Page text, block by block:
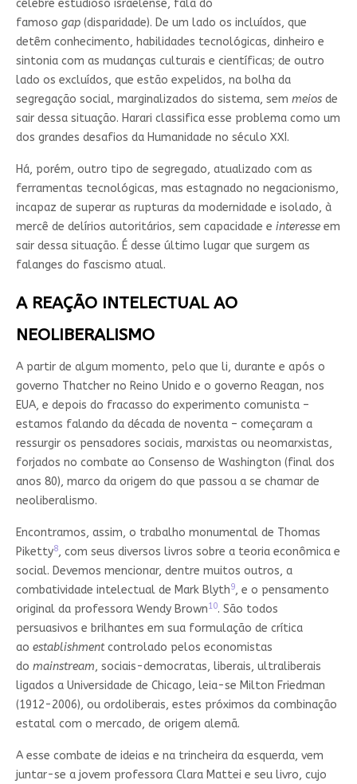
célebre estudioso israelense, fala do
famoso gap(disparidade). De um lado os incluídos, que
detêm conhecimento, habilidades tecnológicas, dinheiro e
sintonia com as mudanças culturais e científicas; de outro
lado os excluídos, que estão expelidos, na bolha da
segregação social, marginalizados do sistema, sem meiosde
sair dessa situação. Harari classifica esse problema como um
dos grandes desafios da Humanidade no século XXI.
Há, porém, outro tipo de segregado, atualizado com as
ferramentas tecnológicas, mas estagnado no negacionismo,
incapaz de superar as rupturas da modernidade e isolado, à
mercê de delírios autoritários, sem capacidade e interesseem
sair dessa situação. É desse último lugar que surgem as
falanges do fascismo atual.
A REAÇÃO INTELECTUAL AO
NEOLIBERALISMO
A partir de algum momento, pelo que li, durante e após o
governo Thatcher no Reino Unido e o governo Reagan, nos
EUA, e depois do fracasso do experimento comunista –
estamos falando da década de noventa – começaram a
ressurgir os pensadores sociais, marxistas ou neomarxistas,
forjados no combate ao Consenso de Washington (final dos
anos 80), marco da origem do que passou a se chamar de
neoliberalismo.
Encontramos, assim, o trabalho monumental de Thomas
Piketty8, com seus diversos livros sobre a teoria econômica e
social. Devemos mencionar, dentre muitos outros, a
combatividade intelectual de Mark Blyth9, e o pensamento
original da professora Wendy Brown10. São todos
persuasivos e brilhantes em sua formulação de crítica
ao establishmentcontrolado pelos economistas
do mainstream, sociais-democratas, liberais, ultraliberais
ligados a Universidade de Chicago, leia-se Milton Friedman
(1912-2006), ou ordoliberais, estes próximos da combinação
estatal com o mercado, de origem alemã.
A esse combate de ideias e na trincheira da esquerda, vem
juntar-se a jovem professora Clara Mattei e seu livro, cujo